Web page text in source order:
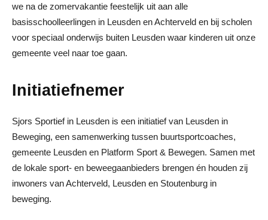
we na de zomervakantie feestelijk uit aan alle
basisschoolleerlingen in Leusden en Achterveld en bij scholen
voor speciaal onderwijs buiten Leusden waar kinderen uit onze
gemeente veel naar toe gaan.
Initiatiefnemer
Sjors Sportief in Leusden is een initiatief van Leusden in
Beweging, een samenwerking tussen buurtsportcoaches,
gemeente Leusden en Platform Sport & Bewegen. Samen met
de lokale sport- en beweegaanbieders brengen én houden zij
inwoners van Achterveld, Leusden en Stoutenburg in
beweging.